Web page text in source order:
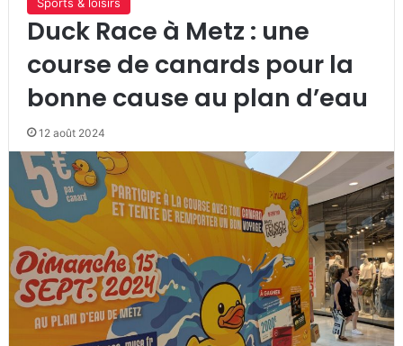
Sports & loisirs
Duck Race à Metz : une
course de canards pour la
bonne cause au plan d’eau
12 août 2024